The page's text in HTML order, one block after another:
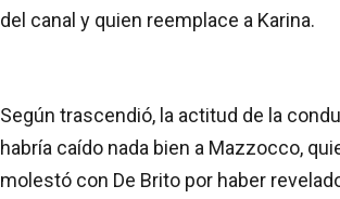
del canal y quien reemplace a Karina.
Según trascendió, la actitud de la
habría caído nada bien a Mazzocco,
molestó con De Brito por haber